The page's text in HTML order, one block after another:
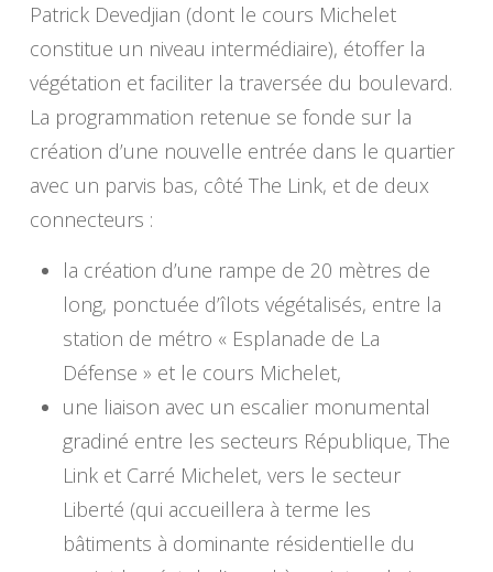
Patrick Devedjian (dont le cours Michelet
constitue un niveau intermédiaire), étoffer la
végétation et faciliter la traversée du boulevard.
La programmation retenue se fonde sur la
création d’une nouvelle entrée dans le quartier
avec un parvis bas, côté The Link, et de deux
connecteurs :
la création d’une rampe de 20 mètres de
long, ponctuée d’îlots végétalisés, entre la
station de métro « Esplanade de La
Défense » et le cours Michelet,
une liaison avec un escalier monumental
gradiné entre les secteurs République, The
Link et Carré Michelet, vers le secteur
Liberté (qui accueillera à terme les
bâtiments à dominante résidentielle du